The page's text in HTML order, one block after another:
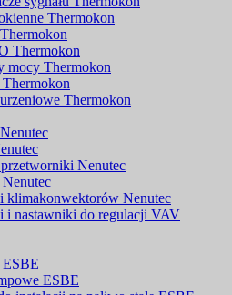
Thermokon
Thermokon
mocy Thermokon
Thermokon
Nenutec
klimakonwektorów Nenutec
i nastawniki do regulacji VAV
ESBE
ESBE